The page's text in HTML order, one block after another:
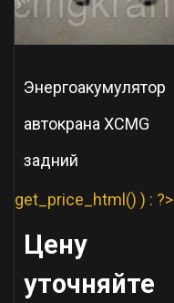
Энергоакумулятор
автокрана XCMG
задний
get_price_html() ) : ?>
Цену
уточняйте